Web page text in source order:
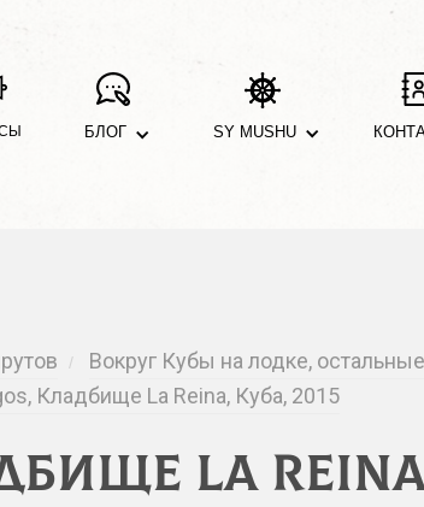
БЛОГ SY MUSHU
/ Вокруг Кубы на лодке,
Кладбище La Reina, Куба, 2015
La